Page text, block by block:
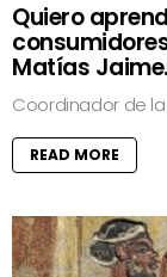
Quiero
Matías Jaime.
Coordinador de
READ MORE